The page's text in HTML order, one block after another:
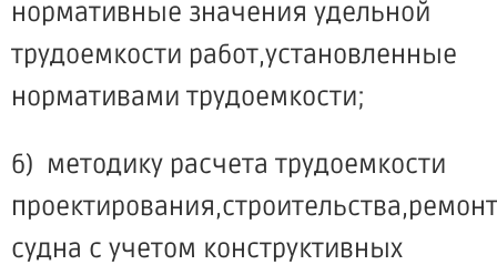
нормативные значения удельной
трудоемкости работ,установленные
нормативами трудоемкости;
б) методику расчета трудоемкости
судна с учетом конструктивных